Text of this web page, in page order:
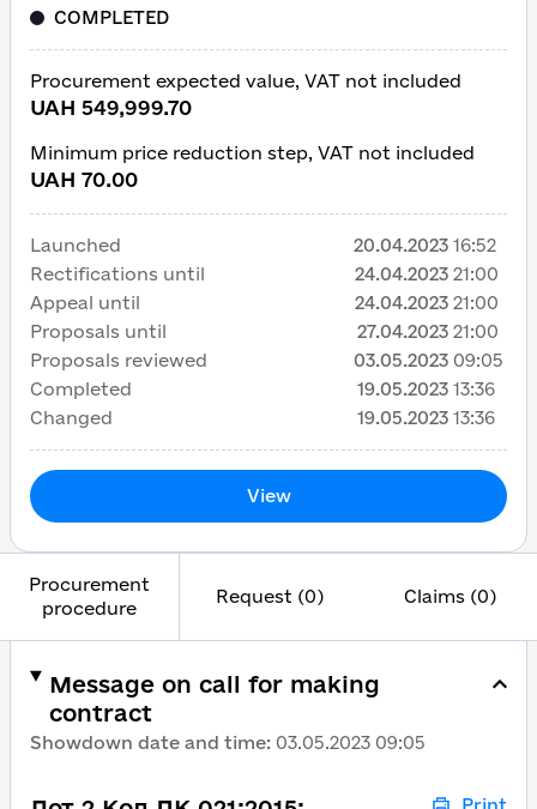
Procurement
procedure
Request (0) Claims (0)
Message on call for making
contract
Showdown date and time: 03.05.2023 09:05
Print
COMPLETED
Procurement expected value, VAT not included
UAH 549,999.70
Minimum price reduction step, VAT not included
UAH 70.00
Launched 20.04.2023 16:52
Rectifications until
24.04.2023 21:00
Appeal until
24.04.2023 21:00
Proposals until
27.04.2023 21:00
Proposals reviewed
03.05.2023 09:05
Completed
19.05.2023 13:36
Changed
19.05.2023 13:36
View